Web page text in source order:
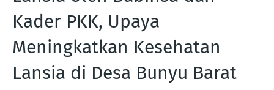
Kader PKK, Upaya
Meningkatkan Kesehatan
Lansia di Desa Bunyu Barat